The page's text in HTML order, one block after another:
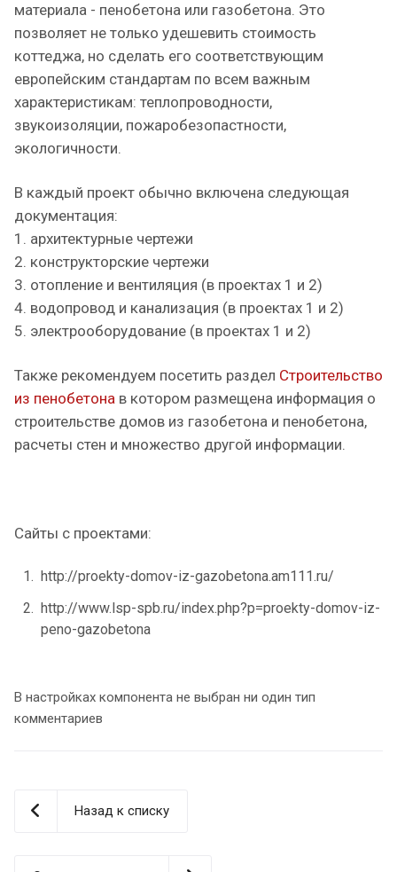
материала - пенобетона или газобетона. Это
позволяет не только удешевить стоимость
коттеджа, но сделать его соответствующим
европейским стандартам по всем важным
характеристикам: теплопроводности,
звукоизоляции, пожаробезопастности,
экологичности.
В каждый проект обычно включена следующая
документация:
1. архитектурные чертежи
2. конструкторские чертежи
3. отопление и вентиляция (в проектах 1 и 2)
4. водопровод и канализация (в проектах 1 и 2)
5. электрооборудование (в проектах 1 и 2)
Также рекомендуем посетить раздел Строительство
из пенобетона в котором размещена информация о
строительстве домов из газобетона и пенобетона,
расчеты стен и множество другой информации.
Сайты с проектами:
http://proekty-domov-iz-gazobetona.am111.ru/
http://www.lsp-spb.ru/index.php?p=proekty-domov-iz-
peno-gazobetona
В настройках компонента не выбран ни один тип
комментариев
Назад к списку